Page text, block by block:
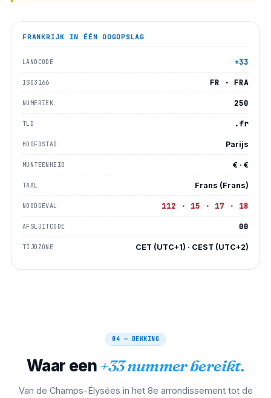
FRANKRIJK IN ÉÉN OOGOPSLAG
LANDCODE +33
ISO3166 FR · FRA
NUMERIEK 250
TLD .fr
HOOFDSTAD Parijs
MUNTEENHEID € · €
TAAL Frans (Frans)
NOODGEVAL 112 · 15 · 17 · 18
AFSLUITCODE 00
TIJDZONE CET (UTC+1) · CEST (UTC+2)
04 — DEKKING
Waar een +33 nummer bereikt.
Van de Champs-Élysées in het 8e arrondissement tot de